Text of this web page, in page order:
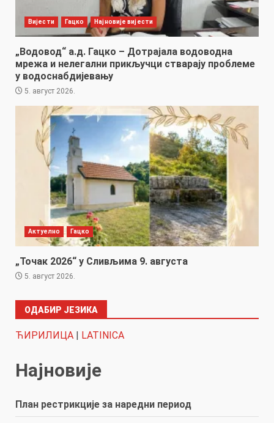
Вијести Гацко Најновије вијести
„Водовод“ а.д. Гацко – Дотрајала водоводна
мрежа и нелегални прикључци стварају проблеме
у водоснабдијевању
5. август 2026.
Актуелно Гацко
„Точак 2026“ у Сливљима 9. августа
5. август 2026.
ОДАБИР ЈЕЗИКА
ЋИРИЛИЦА | LATINICA
Најновије
План рестрикције за наредни период